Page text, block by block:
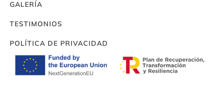
GALERÍA
TESTIMONIOS
POLÍTICA DE PRIVACIDAD